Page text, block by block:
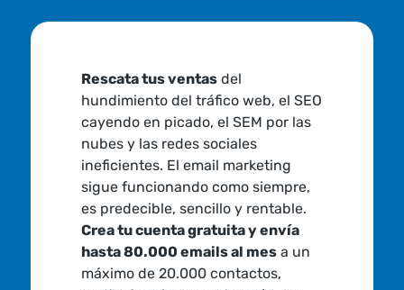
Rescata tus ventasdel
hundimiento del tráfico web, el SEO
cayendo en picado, el SEM por las
nubes y las redes sociales
ineficientes. El email marketing
sigue funcionando como siempre,
es predecible, sencillo y rentable.
Crea tu cuenta gratuita y envía
hasta 80.000 emails al mesa un
máximo de 20.000 contactos,